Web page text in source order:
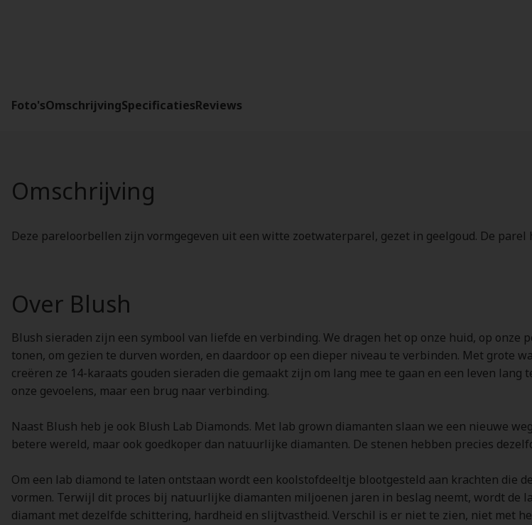
Foto'sOmschrijvingSpecificatiesReviews
Omschrijving
Deze pareloorbellen zijn vormgegeven uit een witte zoetwaterparel, gezet in geelgoud. De parel
Over Blush
Blush sieraden zijn een symbool van liefde en verbinding. We dragen het op onze huid, op
tonen, om gezien te durven worden, en daardoor op een dieper niveau te verbinden. Met grote
creëren ze 14-karaats gouden sieraden die gemaakt zijn om lang mee te gaan en een leven
onze gevoelens, maar een brug naar verbinding.
Naast Blush heb je ook Blush Lab Diamonds. Met lab grown diamanten slaan we een nieuwe
betere wereld, maar ook goedkoper dan natuurlijke diamanten. De stenen hebben precies
Om een lab diamond te laten ontstaan wordt een koolstofdeeltje blootgesteld aan krachten die
vormen. Terwijl dit proces bij natuurlijke diamanten miljoenen jaren in beslag neemt, wordt de
diamant met dezelfde schittering, hardheid en slijtvastheid. Verschil is er niet te zien, niet met